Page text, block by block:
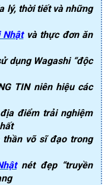
lý, thời tiết và những
Nhậtvà thực đơn ăn
dụng Wagashi “độc
TIN niên hiệu các
điểm trải nghiệm
võ sĩ đạo trong
nét đẹp “truyền